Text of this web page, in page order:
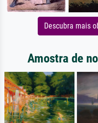
Descubra mais
Amostra de